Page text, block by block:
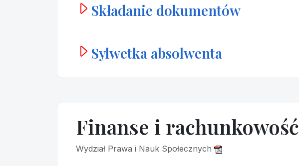
Składanie dokumentów
Sylwetka absolwenta
Finanse i rachunkowość
Wydział Prawa i Nauk Społecznych